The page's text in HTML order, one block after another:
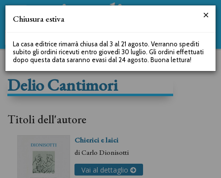
Delio Cantimori
Titoli dell'autore
Chierici e laici
diCarlo Dionisotti
Vai al dettaglio
Chiusura estiva
La casa editrice rimarrà chiusa dal 3 al 21 agosto. Verranno spediti
subito gli ordini ricevuti entro giovedì 30 luglio. Gli ordini effettuati
dopo questa data saranno evasi dal 24 agosto. Buona lettura!